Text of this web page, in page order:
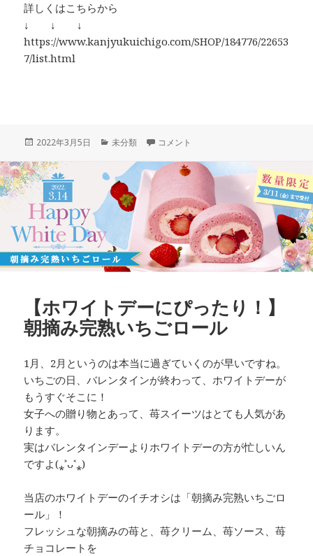
詳しくはこちらから
↓ ↓ ↓
https://www.kanjyukuichigo.com/SHOP/184776/22653
7/list.html
投
日:
2022年3月5日
カ
リ
ー
未分類 【いちご畑から】一気に色づき始めまし
コメント
【ホワイトデーにぴったり！】
朝摘み完熟いちごロール
1月、2月というのは本当に過ぎていくのが早いですね。
いちごの日、バレンタインが終わって、ホワイトデーが
もうすぐそこに！
女子への贈り物とあって、苺スイーツはとても人気があ
ります。
実はバレンタインデーよりホワイトデーの方が忙しいん
ですよ(⁎˃ᴗ˂⁎)
当店のホワイトデーのイチオシは「朝摘み完熟いちごロ
ール」！
フレッシュな朝摘みの苺と、苺クリーム、苺ソース、苺
チョコレートを